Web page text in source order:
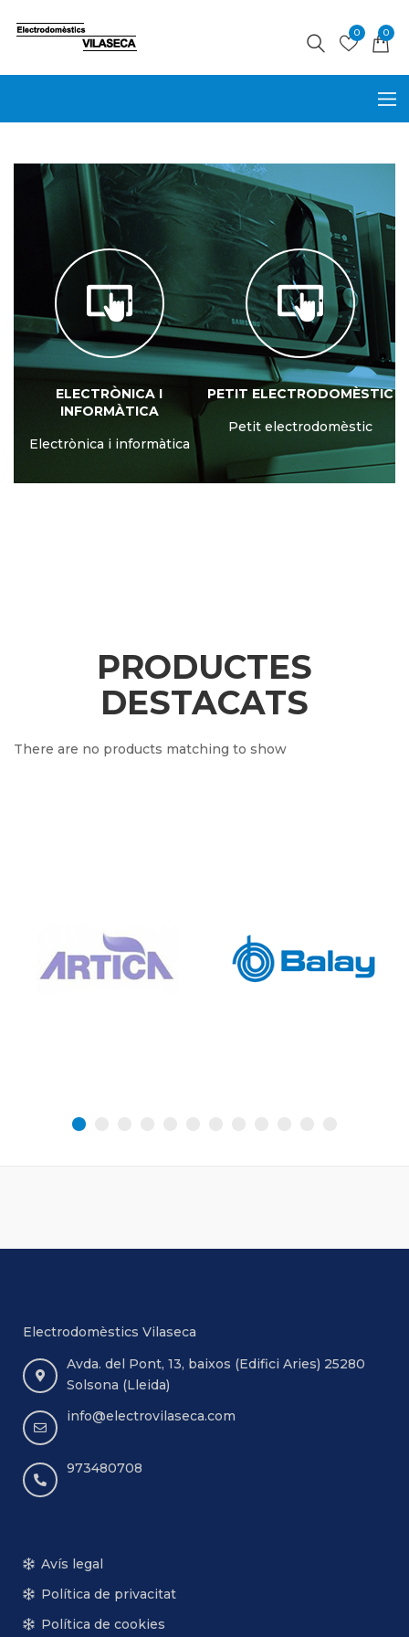
0
0
PETIT ELECTRODOMÈSTIC
GRAN ELECTRODOMÈSTIC
Gran electrodomèstic
PRODUCTES
DESTACATS
There are no products matching to show
Electrodomèstics Vilaseca
Avda. del Pont, 13, baixos (Edifici Aries) 25280
Solsona (Lleida)
info@electrovilaseca.com
973480708
Avís legal
Política de privacitat
Política de cookies